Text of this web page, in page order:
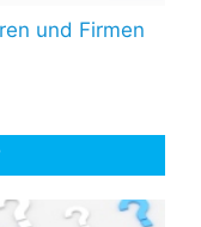
und Firmen